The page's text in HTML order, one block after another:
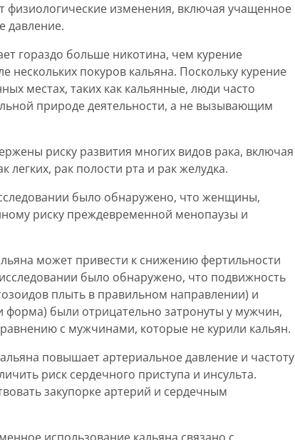
физиологические изменения, включая учащенное
давление.
гораздо больше никотина, чем курение
нескольких покуров кальяна. Поскольку курение
местах, таких как кальянные, люди часто
природе деятельности, а не вызывающим
риску развития многих видов рака, включая
рак полости рта и рак желудка.
было обнаружено, что женщины,
риску преждевременной менопаузы и
может привести к снижению фертильности
было обнаружено, что подвижность
плыть в правильном направлении) и
были отрицательно затронуты у мужчин,
с мужчинами, которые не курили кальян.
повышает артериальное давление и частоту
риск сердечного приступа и инсульта.
закупорке артерий и сердечным